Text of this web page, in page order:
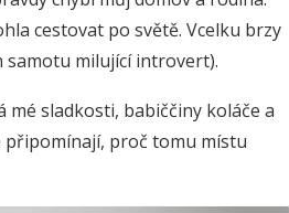
cestovat po světě. Vcelku brzy
samotu milující introvert).
sladkosti, babiččiny koláče a
připomínají, proč tomu místu